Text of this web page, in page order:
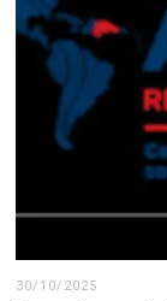
30/10/2025